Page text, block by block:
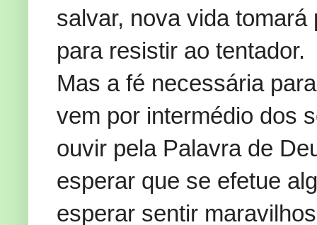
salvar, nova vida
para resistir ao tentador.
Mas a fé necessária
vem por intermédio dos
ouvir pela Palavra de
esperar que se efetue
esperar sentir